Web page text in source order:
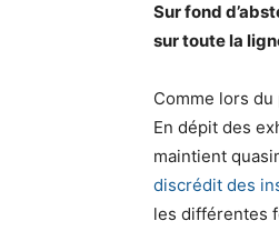
Sur fond
sur toute la
Comme lors du
En dépit des
maintient
discrédit des
les différentes